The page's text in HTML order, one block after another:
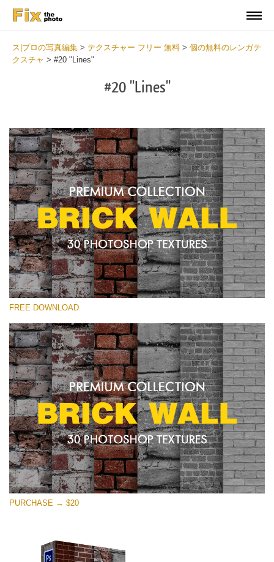
ス|プロの写真編集 > テクスチャー フリー 無料 > 個の無料のレンガテ
クスチャ > #20 "Lines"
#20 "Lines"
選んでください
Brick Wall
(30 Textures)
Large 6000*4000px
Entire Collection
(1783 Overlays)
Large 6000*4000px
無料ダウンロード
FREE DOWNLOAD
PURCHASE → $20